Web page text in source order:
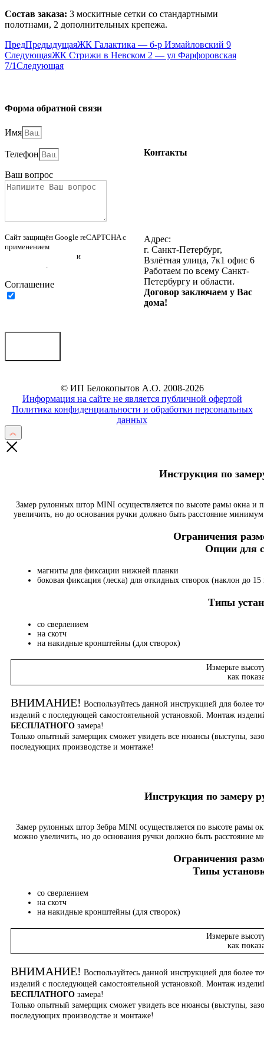
Состав заказа: 3 москитные сетки со стандартными
полотнами, 2 дополнительных крепежа.
ПредПредыдущаяЖК Галактика — б-р Измайловский 9
СледующаяЖК Стрижи в Невском 2 — ул Фарфоровская
7/1Следующая
Форма обратной связи
Имя
Телефон
Ваш вопрос
Сайт защищён Google reCAPTCHA с
применением
и
Соглашение
Контакты
Адрес:
г. Санкт-Петербург,
Взлётная улица, 7к1 офис 6
Работаем по всему Санкт-
Петербургу и области.
Договор заключаем у Вас
дома!
© ИП Белокопытов А.О. 2008-2026
Информация на сайте не является публичной офертой
Политика конфиденциальности и обработки персональных
данных
Инструкция по
Замер рулонных штор MINI осуществляется по высоте рамы окна
увеличить, но до основания ручки должно быть расстояние
Ограничения
Опции для
магниты для фиксации нижней планки
боковая фиксация (леска) для откидных створок (наклон до 15
Типы
со сверлением
на скотч
на накидные кронштейны (для створок)
Измерьте
как
ВНИМАНИЕ! Воспользуйтесь данной инструкцией для более
изделий с последующей самостоятельной установкой. Монтаж
БЕСПЛАТНОГО замера!
Только опытный замерщик сможет увидеть все нюансы (выступы,
последующих производстве и монтаже!
Инструкция по
Замер рулонных штор Зебра MINI осуществляется по высоте рамы
можно увеличить, но до основания ручки должно быть расстояние
Ограничения
Типы
со сверлением
на скотч
на накидные кронштейны (для створок)
Измерьте
как
ВНИМАНИЕ! Воспользуйтесь данной инструкцией для более
изделий с последующей самостоятельной установкой. Монтаж
БЕСПЛАТНОГО замера!
Только опытный замерщик сможет увидеть все нюансы (выступы,
последующих производстве и монтаже!